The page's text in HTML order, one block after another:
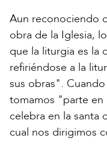
Aun reconociendo
obra de la Iglesia,
que la liturgia es la
refiriéndose a la
sus obras".
tomamos "parte en
celebra en la santa
cual nos dirigimos